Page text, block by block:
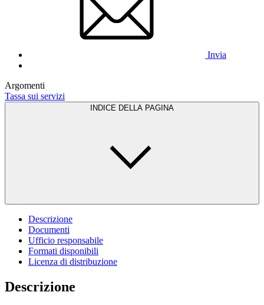
Invia
Argomenti
Tassa sui servizi
INDICE DELLA PAGINA
Descrizione
Documenti
Ufficio responsabile
Formati disponibili
Licenza di distribuzione
Descrizione